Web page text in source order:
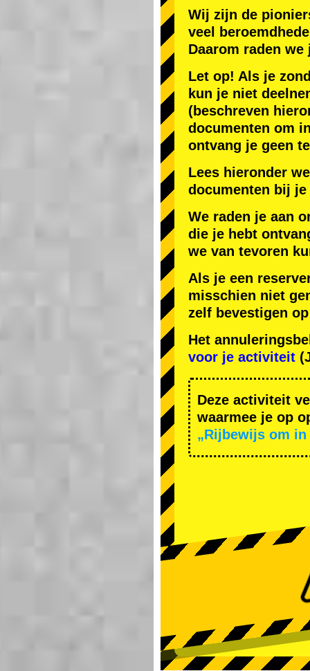
Wij zijn de
veel
Daarom raden
Let op! Als je
kun je niet
(beschreven
documenten om
ontvang je geen
Lees hieronder
documenten bij
We raden je aan
die je hebt
we van tevoren
Als je een
misschien niet
zelf bevestigen
Het
voor je activiteit
Deze activiteit
waarmee je op
„Rijbewijs om